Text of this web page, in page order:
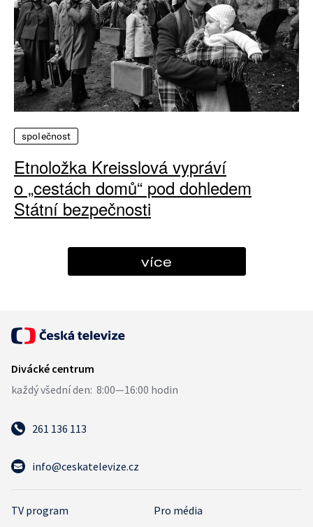
společnost
Etnoložka Kreisslová vypráví
o „cestách domů“ pod dohledem
Státní bezpečnosti
více
261 136 113
info@ceskatelevize.cz
TV program
Pro média